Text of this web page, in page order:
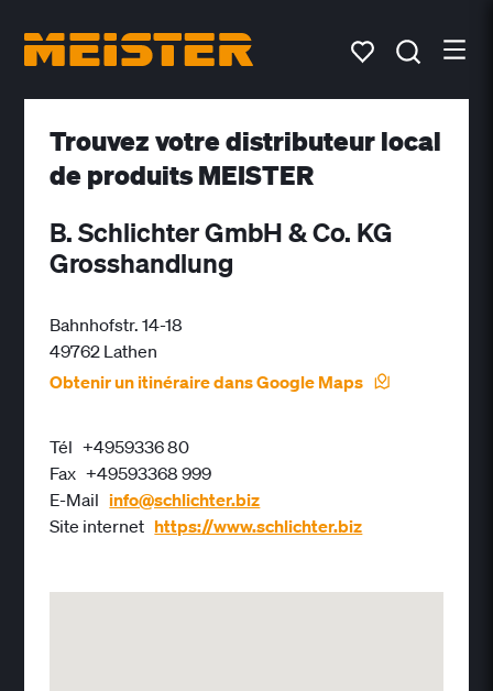
Trouvez votre distributeur local
de produits MEISTER
B. Schlichter GmbH & Co. KG
Grosshandlung
Bahnhofstr. 14-18
49762 Lathen
Obtenir un itinéraire dans Google Maps
Tél +4959336 80
Fax +49593368 999
E-Mail info@schlichter.biz
Site internet https://www.schlichter.biz